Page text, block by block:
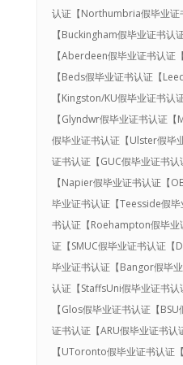
认证【Northumbria假毕业证
【Buckingham假毕业证书认
【Aberdeen假毕业证书认证
【Beds假毕业证书认证【
【Kingston/KU假毕业证书认
【Glyndwr假毕业证书认证
假毕业证书认证【Ulster假毕
证书认证【GUC假毕业证书
【Napier假毕业证书认证【
毕业证书认证【Teesside假
书认证【Roehampton假毕业
证【SMUC假毕业证书认证【
毕业证书认证【Bangor假毕
认证【StaffsUni假毕业证书
【Glos假毕业证书认证【
证书认证【ARU假毕业证书认
【UToronto假毕业证书认证